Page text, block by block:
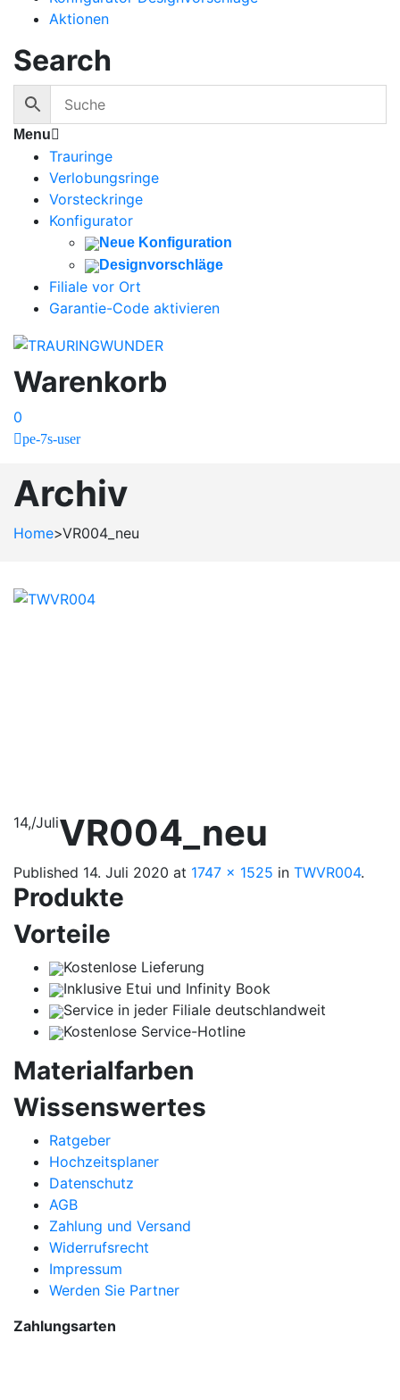
Aktionen
Search
Menu
Trauringe
Verlobungsringe
Vorsteckringe
Konfigurator
Neue Konfiguration
Designvorschläge
Filiale vor Ort
Garantie-Code aktivieren
Warenkorb
0
pe-7s-user
Archiv
Home>VR004_neu
14,/JuliVR004_neu
Published 14. Juli 2020 at 1747 × 1525 in TWVR004.
Produkte
Vorteile
Kostenlose Lieferung
Inklusive Etui und Infinity Book
Service in jeder Filiale deutschlandweit
Kostenlose Service-Hotline
Materialfarben
Wissenswertes
Ratgeber
Hochzeitsplaner
Datenschutz
AGB
Zahlung und Versand
Widerrufsrecht
Impressum
Werden Sie Partner
Zahlungsarten